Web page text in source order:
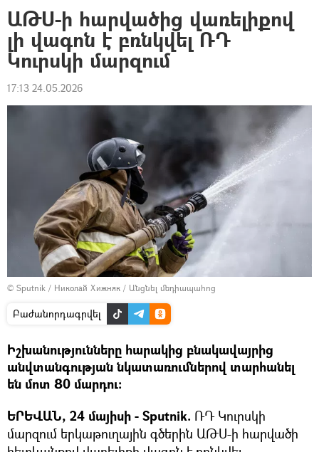
ԱԹՍ-ի հարվածից վառելիքով
լի վագոն է բռնկվել ՌԴ
Կուրսկի մարզում
17:13 24.05.2026
© Sputnik / Николай Хижняк / Անցնել մեդիապահոց
Բաժանորդագրվել
Իշխանությունները հարակից բնակավայրից
անվտանգության նկատառումներով տարհանել
են մոտ 80 մարդու։
ԵՐԵՎԱՆ, 24 մայիսի - Sputnik. ՌԴ Կուրսկի
մարզում երկաթուղային գծերին ԱԹՍ-ի հարվածի